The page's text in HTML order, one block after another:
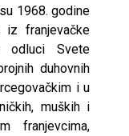
1968. godine
iz franjevačke
odluci Svete
duhovnih
i u
muških i
franjevcima,